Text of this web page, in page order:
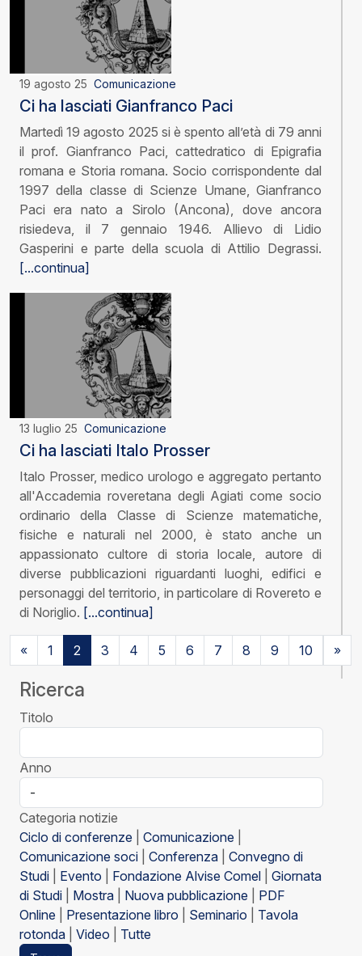
19 agosto 25 Comunicazione
Ci ha lasciati Gianfranco Paci
Martedì 19 agosto 2025 si è spento all’età di 79 anni
il prof. Gianfranco Paci, cattedratico di Epigrafia
romana e Storia romana. Socio corrispondente dal
1997 della classe di Scienze Umane, Gianfranco
Paci era nato a Sirolo (Ancona), dove ancora
risiedeva, il 7 gennaio 1946. Allievo di Lidio
Gasperini e parte della scuola di Attilio Degrassi.
[...continua]
13 luglio 25 Comunicazione
Ci ha lasciati Italo Prosser
Italo Prosser, medico urologo e aggregato pertanto
all'Accademia roveretana degli Agiati come socio
ordinario della Classe di Scienze matematiche,
fisiche e naturali nel 2000, è stato anche un
appassionato cultore di storia locale, autore di
diverse pubblicazioni riguardanti luoghi, edifici e
personaggi del territorio, in particolare di Rovereto e
di Noriglio. [...continua]
« 1 2 3 4 5 6 7 8 9 10 »
Ricerca
Titolo
Anno
Categoria notizie
Ciclo di conferenze
Comunicazione
Comunicazione soci
Conferenza
Convegno di
Studi
Evento Fondazione Alvise Comel
Giornata
di Studi
Mostra Nuova pubblicazione
PDF
Online
Presentazione libro Seminario
Tavola
rotonda
Video Tutte